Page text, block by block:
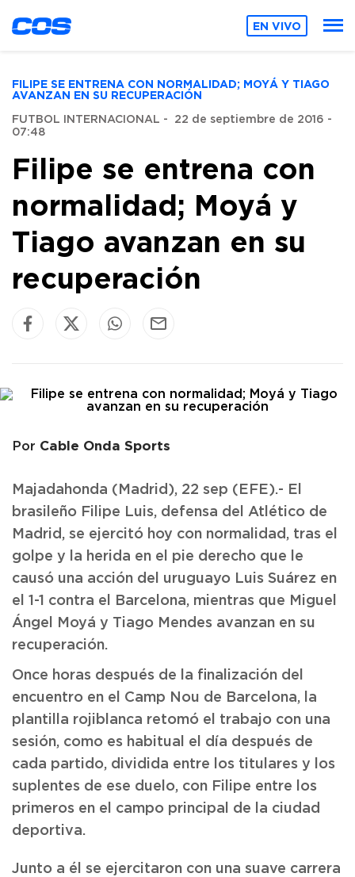
EN VIVO
FILIPE SE ENTRENA CON NORMALIDAD; MOYÁ Y TIAGO
AVANZAN EN SU RECUPERACIÓN
FUTBOL INTERNACIONAL - 22 de septiembre de 2016 -
07:48
Filipe se entrena con
normalidad; Moyá y
Tiago avanzan en su
recuperación
Por Cable Onda Sports
Majadahonda (Madrid), 22 sep (EFE).- El
brasileño Filipe Luis, defensa del Atlético de
Madrid, se ejercitó hoy con normalidad, tras el
golpe y la herida en el pie derecho que le
causó una acción del uruguayo Luis Suárez en
el 1-1 contra el Barcelona, mientras que Miguel
Ángel Moyá y Tiago Mendes avanzan en su
recuperación.
Once horas después de la finalización del
encuentro en el Camp Nou de Barcelona, la
plantilla rojiblanca retomó el trabajo con una
sesión, como es habitual el día después de
cada partido, dividida entre los titulares y los
suplentes de ese duelo, con Filipe entre los
primeros en el campo principal de la ciudad
deportiva.
Junto a él se ejercitaron con una suave carrera